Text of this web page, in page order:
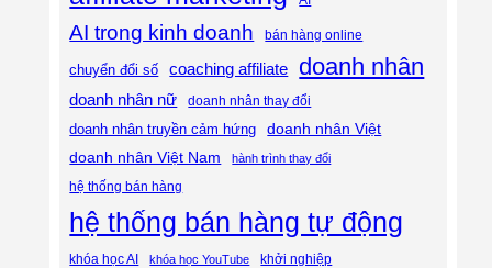
AI trong kinh doanh bán hàng online
chuyển đổi số coaching affiliate doanh nhân
doanh nhân nữ doanh nhân thay đổi
doanh nhân truyền cảm hứng
doanh nhân Việt
doanh nhân Việt Nam
hành trình thay đổi
hệ thống bán hàng
hệ thống bán hàng tự động
khóa học AI khóa học YouTube khởi nghiệp